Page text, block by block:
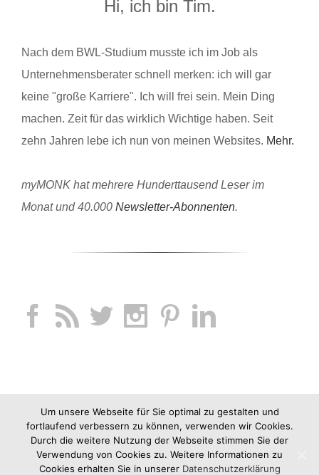
Hi, ich bin Tim.
Nach dem BWL-Studium musste ich im Job als
Unternehmensberater schnell merken: ich will gar
keine "große Karriere". Ich will frei sein. Mein Ding
machen. Zeit für das wirklich Wichtige haben. Seit
zehn Jahren lebe ich nun von meinen Websites. Mehr.
myMONK hat mehrere Hunderttausend Leser im
Monat und 40.000 Newsletter-Abonnenten.
Um unsere Webseite für Sie optimal zu gestalten und
fortlaufend verbessern zu können, verwenden wir Cookies.
Durch die weitere Nutzung der Webseite stimmen Sie der
Verwendung von Cookies zu. Weitere Informationen zu
Cookies erhalten Sie in unserer Datenschutzerklärung